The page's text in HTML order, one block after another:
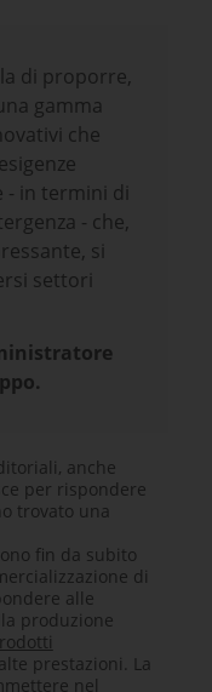
di proporre,
gamma
che
in termini di
- che,
si
settori
anche
per rispondere
trovato una
fin da subito
di
alle
produzione
prestazioni. La
nel